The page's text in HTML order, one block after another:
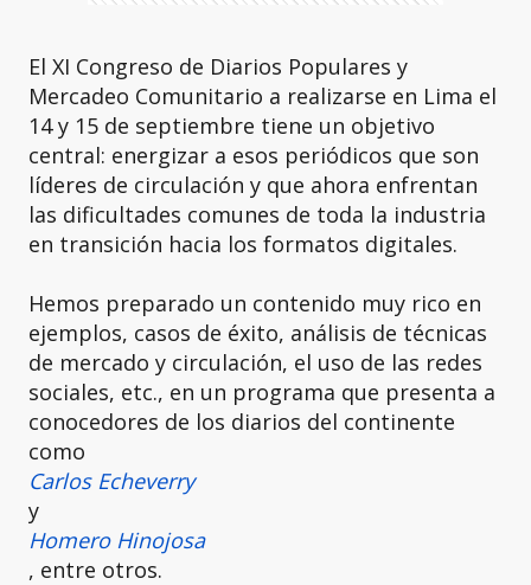
El XI Congreso de Diarios Populares y
Mercadeo Comunitario a realizarse en Lima el
14 y 15 de septiembre tiene un objetivo
central: energizar a esos periódicos que son
líderes de circulación y que ahora enfrentan
las dificultades comunes de toda la industria
en transición hacia los formatos digitales.
Hemos preparado un contenido muy rico en
ejemplos, casos de éxito, análisis de técnicas
de mercado y circulación, el uso de las redes
sociales, etc., en un programa que presenta a
conocedores de los diarios del continente
como
Carlos Echeverry
y
Homero Hinojosa
, entre otros.